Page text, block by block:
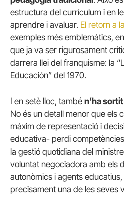
estructura del currículum i en
aprendre i avaluar. El retorn a
exemples més emblemàtics,
que ja va ser rigurosament
darrera llei del franquisme: la
Educación” del 1970.
I en setè lloc, també n’ha
No és un detall menor que els
màxim de representació i
educativa- perdi
la gestió quotidiana del
voluntat negociadora amb els
autonòmics i agents
precisament una de les seves